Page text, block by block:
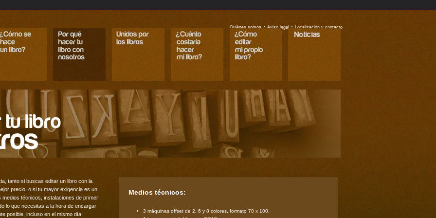
Quiénes somos · Aviso legal · Localización y contacto
tanto si buscas editar un libro con la
precio, o si tu mayor exigencia es un
técnicos, instalaciones de primer
lo que necesitas a la hora de encargar
posible, incluso en el mismo día:
Medios técnicos:
3 máquinas offset de 2, 6 y 8 colores, formato 70 x 100.